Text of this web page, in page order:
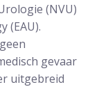
(NVU)
(EAU).
gevaar
uitgebreid